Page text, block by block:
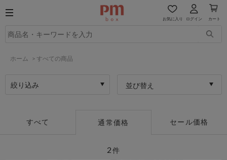
お気に入り ログイン カート
ホーム > すべての商品
絞り込み 並び替え
すべて 通常価格 セール価格
2件